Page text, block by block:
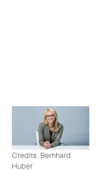
Credits: Bernhard
Huber